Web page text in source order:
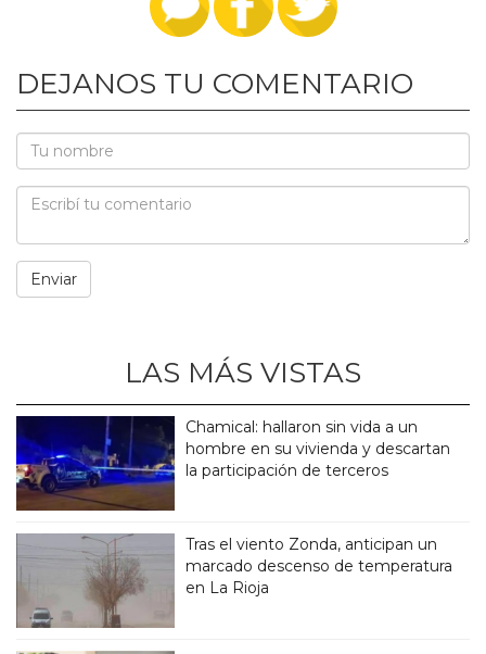
DEJANOS TU COMENTARIO
LAS MÁS VISTAS
Chamical: hallaron sin vida a un
hombre en su vivienda y descartan
la participación de terceros
Tras el viento Zonda, anticipan un
marcado descenso de temperatura
en La Rioja